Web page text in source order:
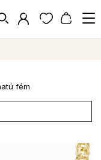
fém